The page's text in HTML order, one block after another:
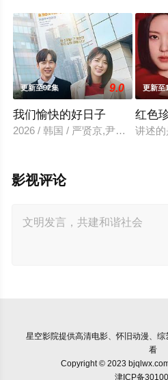
更新至92集 9.0
我们愉快的好日子
2026 / 韩国 / 严贤京,尹仲勋,申正
更新至
红色
讲述
影视评论
星空影院提供高清电影、怀旧动漫、
看
Copyright © 2023
津ICP备